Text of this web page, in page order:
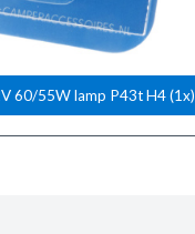
60/55W lamp P43t H4 (1x)